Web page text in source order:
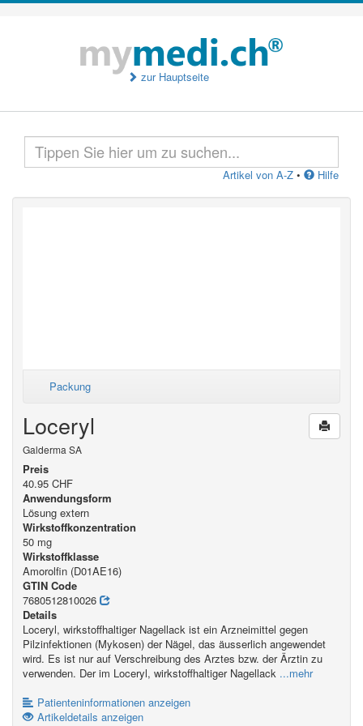
zur Hauptseite
Artikel von A-Z • Hilfe
Packung
Loceryl
Galderma SA
Preis
40.95 CHF
Anwendungsform
Lösung extern
Wirkstoffkonzentration
50 mg
Wirkstoffklasse
Amorolfin (D01AE16)
GTIN Code
7680512810026
Details
Loceryl, wirkstoffhaltiger Nagellack ist ein Arzneimittel gegen
Pilzinfektionen (Mykosen) der Nägel, das äusserlich angewendet
wird. Es ist nur auf Verschreibung des Arztes bzw. der Ärztin zu
verwenden. Der im Loceryl, wirkstoffhaltiger Nagellack ...mehr
Patienteninformationen anzeigen
Artikeldetails anzeigen